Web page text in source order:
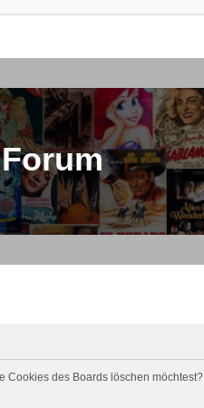
Cookies des Boards löschen möchtest?